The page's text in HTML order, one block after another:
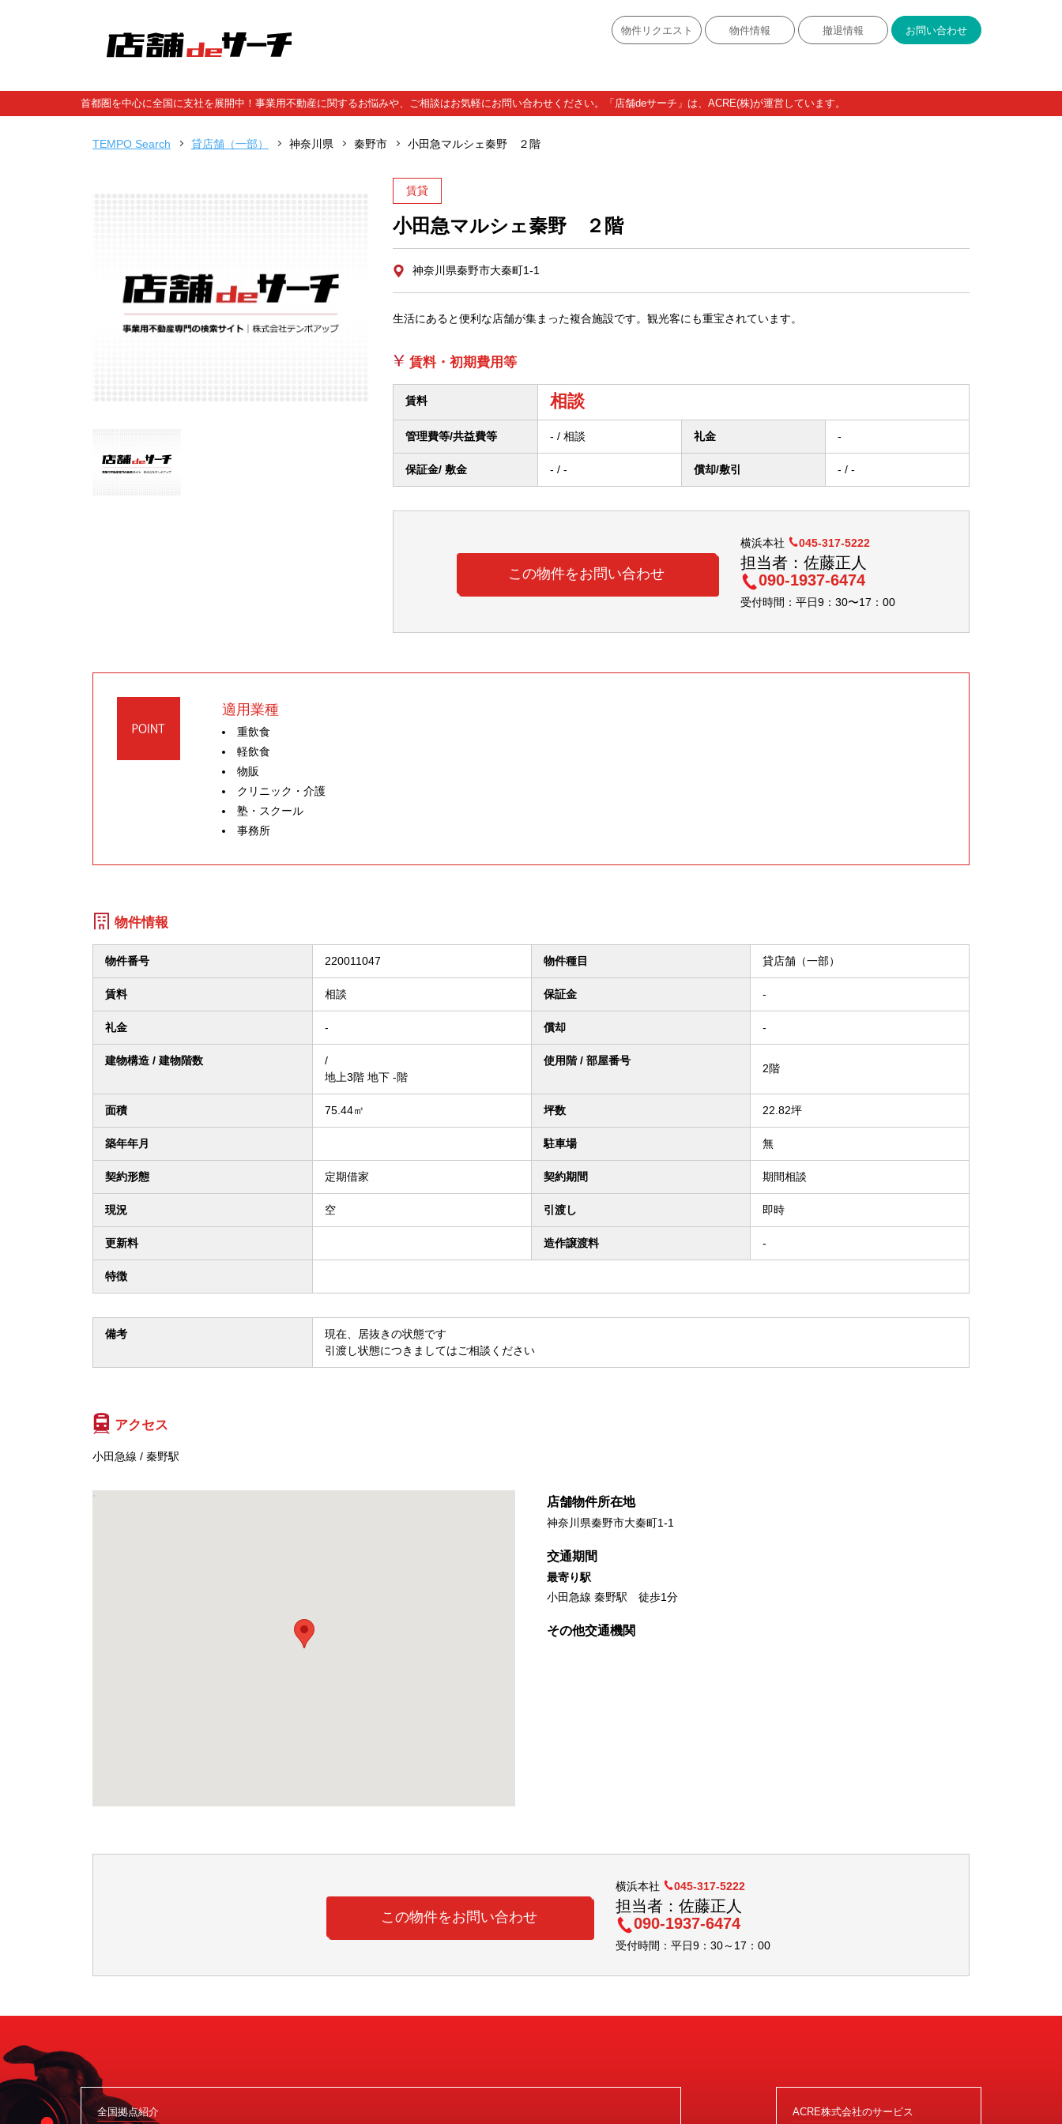
物件リクエスト 物件情報 撤退情報 お問い合わせ
首都圏を中心に全国に支社を展開中！事業用不動産に関するお悩みや、ご相談はお気軽にお問い合わせください。「店舗deサーチ」は、ACRE(株)が運営しています。
TEMPO Search 貸店舗（一部） 神奈川県 秦野市 小田急マルシェ秦野 ２階
賃貸
小田急マルシェ秦野 ２階
神奈川県秦野市大秦町1-1
生活にあると便利な店舗が集まった複合施設です。観光客にも重宝されています。
賃料・初期費用等
賃料 相談
管理費等/共益費等 - / 相談 礼金 -
保証金/ 敷金 - / - 償却/敷引 - / -
この物件をお問い合わせ
横浜本社 045-317-5222
担当者：佐藤正人
090-1937-6474
受付時間：平日9：30〜17：00
適用業種
重飲食
軽飲食
物販
クリニック・介護
塾・スクール
事務所
物件情報
物件番号 220011047 物件種目 貸店舗（一部）
賃料 相談 保証金 -
礼金 - 償却 -
建物構造 / 建物階数
/
地上3階 地下 -階
使用階 / 部屋番号
2階
面積 75.44㎡ 坪数 22.82坪
築年年月 駐車場 無
契約形態 定期借家 契約期間 期間相談
現況 空 引渡し 即時
更新料 造作譲渡料 -
特徴
備考
現在、居抜きの状態です
引渡し状態につきましてはご相談ください
アクセス
小田急線 / 秦野駅
店舗物件所在地
神奈川県秦野市大秦町1-1
交通期間
最寄り駅
小田急線 秦野駅 徒歩1分
その他交通機関
この物件をお問い合わせ
横浜本社 045-317-5222
担当者：佐藤正人
090-1937-6474
受付時間：平日9：30～17：00
全国拠点紹介 ACRE株式会社のサービス